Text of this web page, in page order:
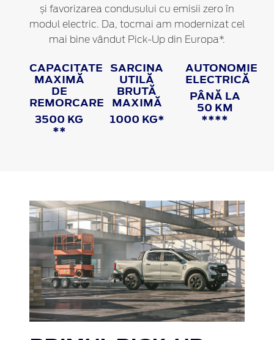
și favorizarea condusului cu emisii zero în
modul electric. Da, tocmai am modernizat cel
mai bine vândut Pick-Up din Europa*.
CAPACITATE
MAXIMĂ
DE
REMORCARE
3500 KG
**
SARCINA
UTILĂ
BRUTĂ
MAXIMĂ
1000 KG*
AUTONOMIE
ELECTRICĂ
PÂNĂ LA
50 KM
****